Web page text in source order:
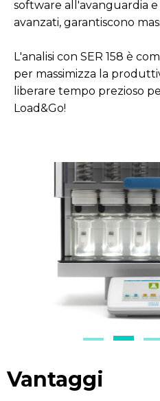
software all'avanguardia e
avanzati, garantiscono
L'analisi con SER 158 è
per massimizza la
liberare tempo prezioso
Load&Go!
Vantaggi